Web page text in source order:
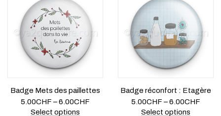
Badge Mets des paillettes
5.00CHF –6.00CHF
Select options
Badge réconfort : Etagère
5.00CHF –6.00CHF
Select options